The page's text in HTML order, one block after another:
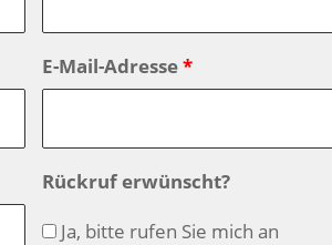
E-Mail-Adresse*
Rückruf erwünscht?
Ja, bitte rufen Sie mich an